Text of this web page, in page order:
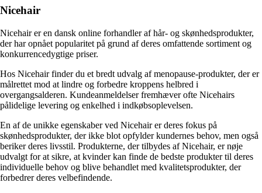
Nicehair
Nicehair er en dansk online forhandler af hår- og skønhedsprodukter,
der har opnået popularitet på grund af deres omfattende sortiment og
konkurrencedygtige priser.
Hos Nicehair finder du et bredt udvalg af menopause-produkter, der er
målrettet mod at lindre og forbedre kroppens helbred i
overgangsalderen. Kundeanmeldelser fremhæver ofte Nicehairs
pålidelige levering og enkelhed i indkøbsoplevelsen.
En af de unikke egenskaber ved Nicehair er deres fokus på
skønhedsprodukter, der ikke blot opfylder kundernes behov, men også
beriker deres livsstil. Produkterne, der tilbydes af Nicehair, er nøje
udvalgt for at sikre, at kvinder kan finde de bedste produkter til deres
individuelle behov og blive behandlet med kvalitetsprodukter, der
forbedrer deres velbefindende.